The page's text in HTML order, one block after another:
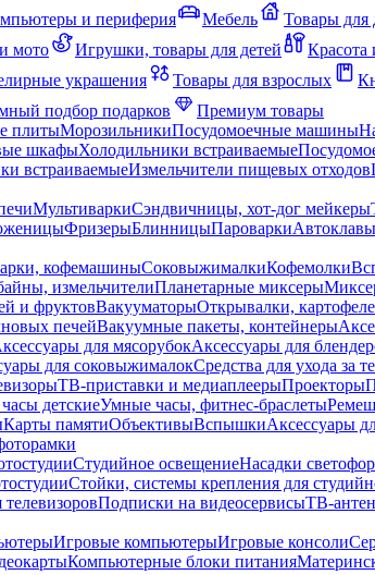
и периферия Мебель Товары для
мото Игрушки, товары для детей Красота
украшения Товары для взрослых
подбор подарков
Премиум товары
плитыМорозильникиПосудомоечные машины
шкафыХолодильники встраиваемые
встраиваемыеИзмельчители пищевых отходов
МультиваркиСэндвичницы, хот-дог мейкеры
ФризерыБлинницыПароварки
кофемашиныСоковыжималкиКофемолки
измельчителиПланетарные миксеры
и фруктовВакууматорыОткрывалки,
печейВакуумные пакеты, контейнеры
для мясорубокАксессуары для
для соковыжималокСредства для ухода за
ТВ-приставки и медиаплеерыПроекторы
детскиеУмные часы, фитнес-браслеты
Карты памятиОбъективыВспышкиАксессуары
Студийное освещениеНасадки
Стойки, системы крепления для
Подписки на видеосервисыТВ-
Игровые компьютерыИгровые консоли
Компьютерные блоки питания